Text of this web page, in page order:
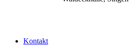
Kontakt